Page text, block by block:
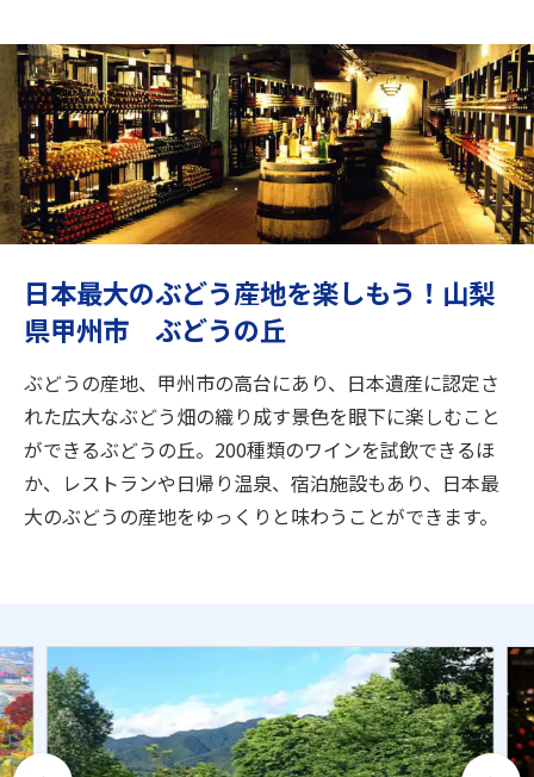
行き先
旅のお役立ち情報
閉じる
日本最大のぶどう産地を楽しもう！山梨
県甲州市 ぶどうの丘
ぶどうの産地、甲州市の高台にあり、日本遺産に認定さ
れた広大なぶどう畑の織り成す景色を眼下に楽しむこと
ができるぶどうの丘。200種類のワインを試飲できるほ
か、レストランや日帰り温泉、宿泊施設もあり、日本最
大のぶどうの産地をゆっくりと味わうことができます。